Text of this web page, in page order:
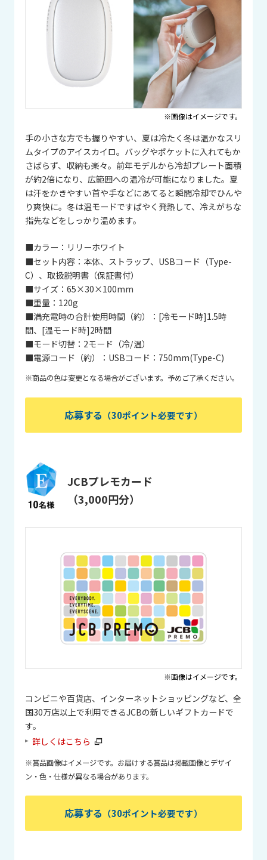
※画像はイメージです。
手の小さな方でも握りやすい、夏は冷たく冬は温かなスリ
ムタイプのアイスカイロ。バッグやポケットに入れてもか
さばらず、収納も楽々。前年モデルから冷却プレート面積
が約2倍になり、広範囲への温冷が可能になりました。夏
は汗をかきやすい首や手などにあてると瞬間冷却でひんや
り爽快に。冬は温モードですばやく発熱して、冷えがちな
指先などをしっかり温めます。
■カラー： リリーホワイト
■セット内容： 本体、ストラップ、USBコード（Type-
C）、取扱説明書（保証書付）
■サイズ： 65×30×100mm
■重量： 120g
■満充電時の合計使用時間（約）： [冷モード時]1.5時
間、[温モード時]2時間
■モード切替： 2モード（冷/温）
■電源コード（約）： USBコード：750mm(Type-C)
※商品の色は変更となる場合がございます。予めご了承ください。
応募する （30ポイント必要です）
JCBプレモカード
（3,000円分）
※画像はイメージです。
コンビニや百貨店、インターネットショッピングなど、全
国30万店以上で利用できるJCBの新しいギフトカードで
す。
詳しくはこちら
※賞品画像はイメージです。お届けする賞品は掲載画像とデザイ
ン・色・仕様が異なる場合があります。
応募する （30ポイント必要です）